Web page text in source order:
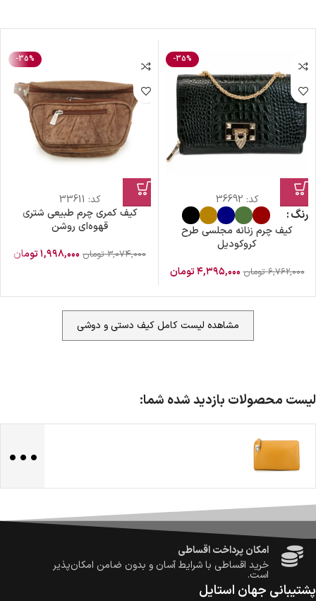
-35%
کد: 36692
رنگ
کیف چرم زنانه مجلسی طرح
کروکودیل
۶,۷۶۲,۰۰۰ تومان ۴,۳۹۵,۰۰۰تومان
-35%
کد: 33611
کیف کمری چرم طبیعی شتری
قهوه‌ای روشن
۳,۰۷۴,۰۰۰ تومان ۱,۹۹۸,۰۰۰تومان
مشاهده لیست کامل کیف دستی و دوشی
لیست محصولات بازدید شده شما:
...
گارانتی معتبر برای تمامی محصولات ارائه می‌شود.
ارسال سریع و رایگان
سفارش‌های بیش از
ارسال می‌شود.
ضمانت بازگشت کالا
امکان پرداخت در محل
در هنگام خرید محصول، امکان انتخاب پرداخت در محل
وجود دارد.
امکان پرداخت اقساطی
خرید اقساطی با شرایط آسان و بدون ضامن امکان‌پذیر
است.
ضمانت اصالت کالا
پشتیبانی جهان استایل